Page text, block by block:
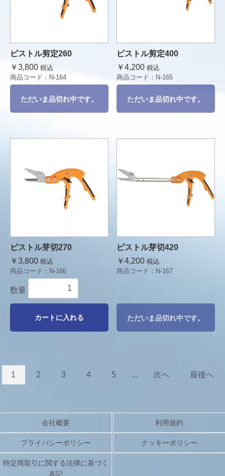
ピストル剪定260
￥3,800 税込
商品コード： N-164
ただいま品切れ中です。
ピストル剪定400
￥4,200 税込
商品コード： N-165
ただいま品切れ中です。
ピストル芽切270
￥3,800 税込
商品コード： N-166
数量
カートに入れる
ピストル芽切420
￥4,200 税込
商品コード： N-167
ただいま品切れ中です。
1 2 3 4 5 ... 次へ 最後へ
会社概要 利用規約
プライバシーポリシー クッキーポリシー
特定商取引に関する法律に基づく
表記